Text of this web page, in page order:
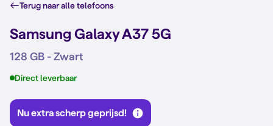
Terug naar alle telefoons
Samsung Galaxy A37 5G
128 GB - Zwart
Direct leverbaar
Nu extra scherp geprijsd!